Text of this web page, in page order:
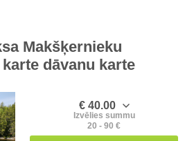
Makšķernieku
dāvanu karte
€ 40.00
Izvēlies summu
20 - 90 €